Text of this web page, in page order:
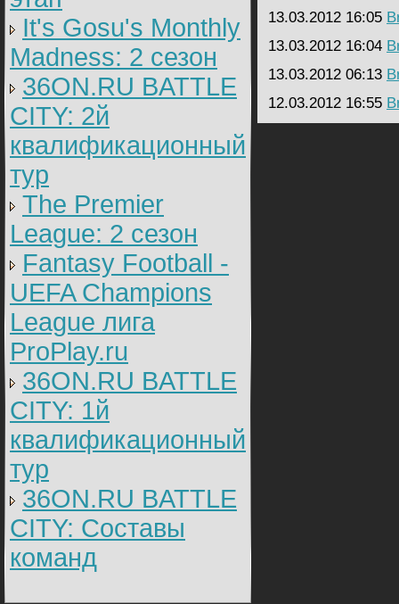
It's Gosu's Monthly
Madness: 2 сезон
36ON.RU BATTLE
CITY: 2й
квалификационный
тур
The Premier
League: 2 cезон
Fantasy Football -
UEFA Champions
League лига
ProPlay.ru
36ON.RU BATTLE
CITY: 1й
квалификационный
тур
36ON.RU BATTLE
CITY: Составы
команд
13.03.2012 16:05
13.03.2012 16:04
13.03.2012 06:13
12.03.2012 16:55